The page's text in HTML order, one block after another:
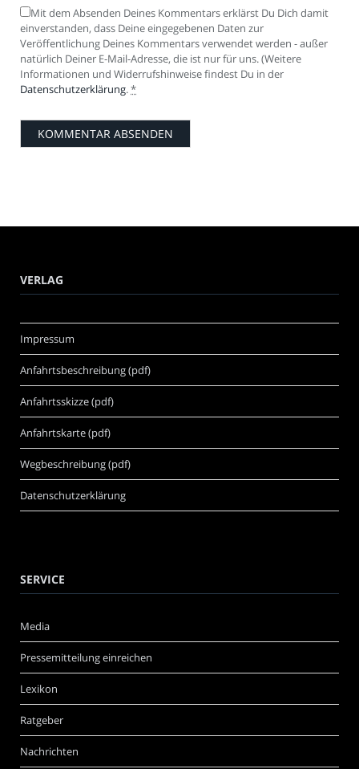
Mit dem Absenden Deines Kommentars erklärst Du Dich damit
einverstanden, dass Deine eingegebenen Daten zur
Veröffentlichung Deines Kommentars verwendet werden - außer
natürlich Deiner E-Mail-Adresse, die ist nur für uns. (Weitere
Informationen und Widerrufshinweise findest Du in der
Datenschutzerklärung.*
VERLAG
Impressum
Anfahrtsbeschreibung (pdf)
Anfahrtsskizze (pdf)
Anfahrtskarte (pdf)
Wegbeschreibung (pdf)
Datenschutzerklärung
SERVICE
Media
Pressemitteilung einreichen
Lexikon
Ratgeber
Nachrichten